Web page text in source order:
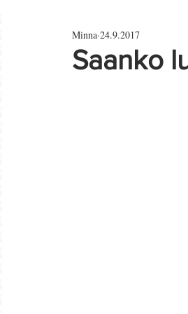
Parisuhde ja rakkaus
Saanko
Minna 24.9.2017